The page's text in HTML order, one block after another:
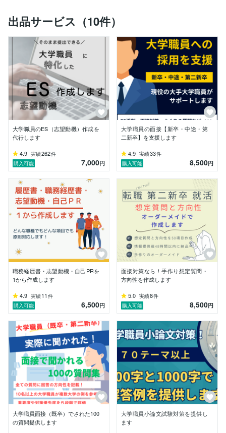
「自分だけの」「自分だけにしか書けない」独自性のあ
る文章を考えていきたいと思います。
これまでの転職経験やノウハウを生かし、キャリアアド
バイザーとして大学職員以外の転職活動の要望にもお応
えします。
【経歴】
・大学職員関係
都内の高校・大学を卒業し、母校で大学職員をしていま
す。
以前は就職を支援する部署にも在籍していたため、年間
また教学部門にも在籍したため、私立大学の大部分は把
握しています。
大学職員だけでなく、公務員など比較的大学職員に違い
業界や、大学職員と●●で悩んでいる。といった相談で
も構いません。
新卒でも既卒採用でも相談に乗らせていただきます。
・転職全般キャリアアドバイザーとして活動
応募書類作成や面接対策をはじめとしてキャリア相談等
の実績があります。
各業界や個人の情報を踏まえた職務経歴書の作成や面接
想定質問などをオーダーメイドで作成しています。
「何を聞きたいか」
その質問は「何を知りたいか」という　ことを熟知して
・転職が初めて職務経歴書の書き方がわからない。
・未経験業界でどんな質問があるかわからない
・そもそも自分の強みやなんて答えればわからない
・選考に小論文があって書き方がわからない
こんな採用や転職に関する「わからない」にお答えした
いと思っています。
【様々な職種に対応可能です】
特に教育業界が得意ではありますが、その他公務員や民
間企業（営業）、士業をはじめとして対応可能です。
出品サービス（10件）
大学職員のES（志望動機）作成を
代行します
4.9 実績262件
購入可能
7,000円
大学職員の面接【新卒・中途・第
二新卒】を支援します
4.9 実績33件
購入可能
8,500円
職務経歴書・志望動機・自己PRを
1から作成します
4.9 実績11 件
購入可能
6,500円
面接対策なら！手作り想定質問・
方向性を作成します
5.0 実績8件
購入可能
8,500円
大学職員面接（既卒）でされた100
の質問提供します
大学職員小論文試験対策を提供し
ます